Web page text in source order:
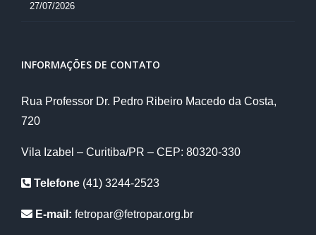
27/07/2026
INFORMAÇÕES DE CONTATO
Rua Professor Dr. Pedro Ribeiro Macedo da Costa,
720
Vila Izabel – Curitiba/PR – CEP: 80320-330
Telefone (41) 3244-2523
E-mail: fetropar@fetropar.org.br